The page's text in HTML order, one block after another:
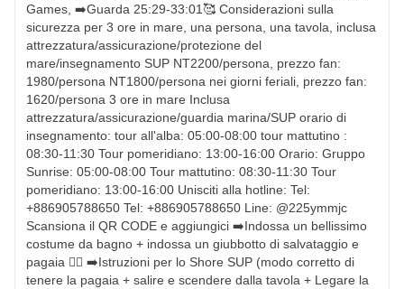
Games, ➡️Guarda 25:29-33:01🥰 Considerazioni sulla
sicurezza per 3 ore in mare, una persona, una tavola, inclusa
attrezzatura/assicurazione/protezione del
mare/insegnamento SUP NT2200/persona, prezzo fan:
1980/persona NT1800/persona nei giorni feriali, prezzo fan:
1620/persona 3 ore in mare Inclusa
attrezzatura/assicurazione/guardia marina/SUP orario di
insegnamento: tour all'alba: 05:00-08:00 tour mattutino :
08:30-11:30 Tour pomeridiano: 13:00-16:00 Orario: Gruppo
Sunrise: 05:00-08:00 Tour mattutino: 08:30-11:30 Tour
pomeridiano: 13:00-16:00 Unisciti alla hotline: Tel:
+886905788650 Tel: +886905788650 Line: @225ymmjc
Scansiona il QR CODE e aggiungici ➡️Indossa un bellissimo
costume da bagno + indossa un giubbotto di salvataggio e
pagaia 🏊‍♀️ ➡️Istruzioni per lo Shore SUP (modo corretto di
tenere la pagaia + salire e scendere dalla tavola + Legare la